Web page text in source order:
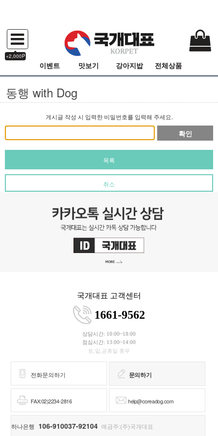
+2,000P
이벤트 맛보기 강아지밥 전체상품
동행 with Dog
게시글 작성 시 입력한 비밀번호를 입력해 주세요.
확인
목록
취소
국개대표 고객센터
1661-9562
상담시간: 10:00~18:00
점심시간: 13:00~14:00
토,일,공휴일 휴무
전화문의하기 문의하기
FAX:02)2234-2816 help@coreadog.com
하나은행 106-910037-92104 예금주:(주)국개대표